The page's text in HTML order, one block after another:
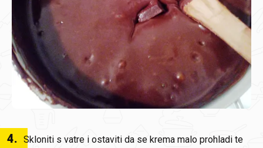
4. Skloniti s vatre i ostaviti da se krema malo prohladi te